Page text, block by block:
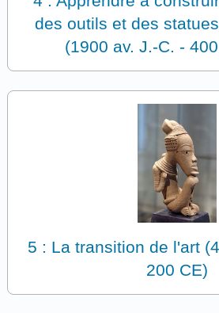
des outils et des
(1900 av. J.-C. -
5 : La transition de l'art
200 CE)